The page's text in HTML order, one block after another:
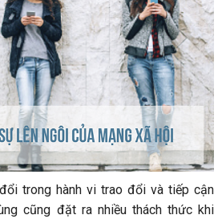
trong hành vi trao đổi và tiếp cận
cũng đặt ra nhiều thách thức khi